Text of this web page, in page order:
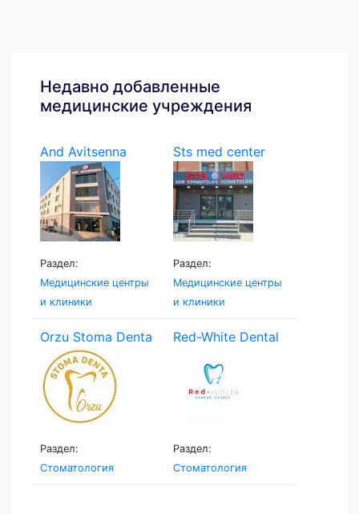
Недавно добавленные
медицинские учреждения
And Avitsenna
Раздел:
Медицинские центры
и клиники
Sts med center
Раздел:
Медицинские центры
и клиники
Orzu Stoma Denta
Раздел:
Стоматология
Red-White Dental
Раздел:
Стоматология